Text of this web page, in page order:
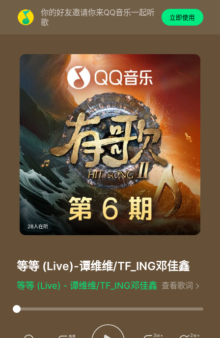
你的好友邀请你来QQ音乐一起听
歌
立即使用
28人在听
等等 (Live)-谭维维/TF_ING邓佳鑫
等等 (Live) - 谭维维/TF_ING邓佳鑫
曲：夏伟淳@壹橙Music
编曲：杨子轩
查看歌词
3w+ 2w+